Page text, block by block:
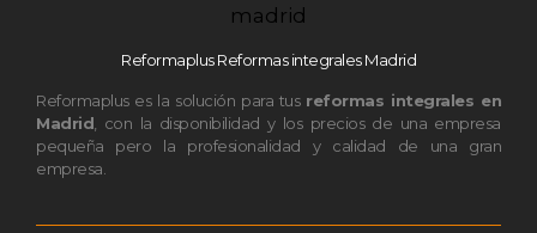
Reformaplus Reformas integrales Madrid
Reformaplus es la solución para tus reformas integrales en
Madrid , con la disponibilidad y los precios de una empresa
pequeña pero la profesionalidad y calidad de una gran
empresa.